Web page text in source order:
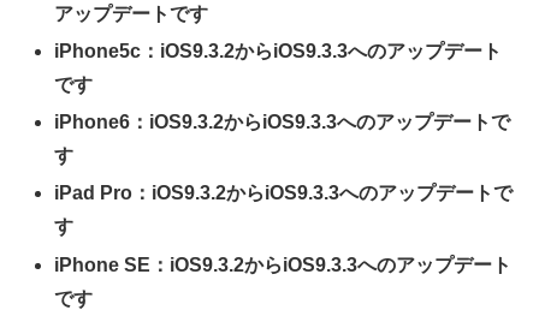
アップデートです
iPhone5c：iOS9.3.2からiOS9.3.3へのアップデート
です
iPhone6：iOS9.3.2からiOS9.3.3へのアップデートで
す
iPad Pro：iOS9.3.2からiOS9.3.3へのアップデートで
す
iPhone SE：iOS9.3.2からiOS9.3.3へのアップデート
です